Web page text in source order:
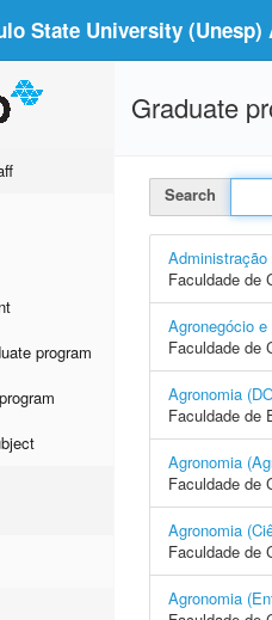
State University
program
Graduate
Search
Faculdade de
Agronegócio
Faculdade de
Agronomia
Faculdade de
Agronomia
Faculdade de
Agronomia
Faculdade de
Agronomia